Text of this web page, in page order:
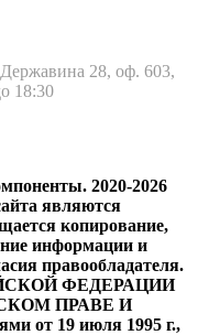
28, оф. 603,
18:30
2020-2026
являются
копирование,
информации и
правообладателя.
ФЕДЕРАЦИИ
ПРАВЕ И
от 19 июля 1995 г.,